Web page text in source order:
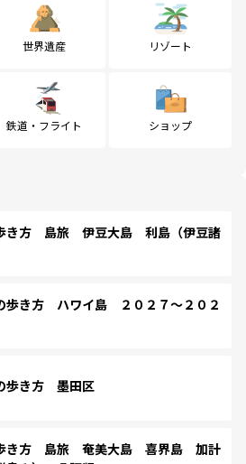
世界遺産 リゾート
鉄道・フライト ショップ
き方 島旅 伊豆大島 利島（伊豆諸
歩き方 ハワイ島 ２０２７～２０２
歩き方 墨田区
き方 島旅 奄美大島 喜界島 加計